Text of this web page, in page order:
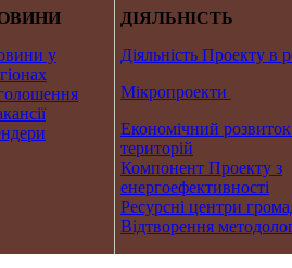
у
ДІЯЛЬНІСТЬ
Діяльність Проекту в
Мікропроекти
Економічний розвиток
територій
Компонент Проекту з
енергоефективності
Ресурсні центри
Відтворення